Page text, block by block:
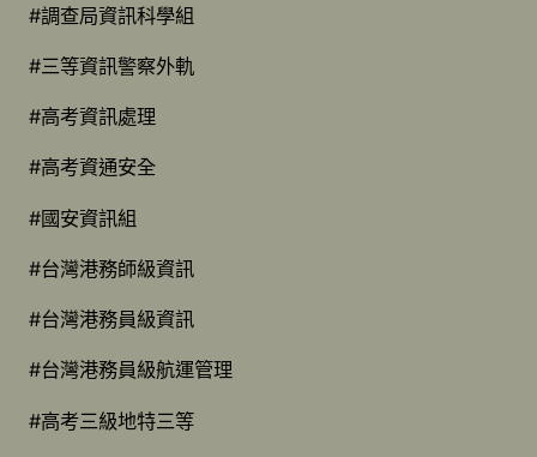
#調查局資訊科學組
#三等資訊警察外軌
#高考資訊處理
#高考資通安全
#國安資訊組
#台灣港務師級資訊
#台灣港務員級資訊
#台灣港務員級航運管理
#高考三級地特三等